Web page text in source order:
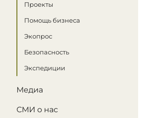
Проекты
Помощь бизнеса
Экопрос
Безопасность
Экспедиции
Медиа
СМИ о нас